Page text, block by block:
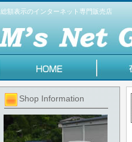
総額表示のインターネット専門販売店
Shop Information